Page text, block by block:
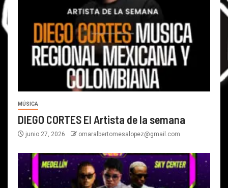
MÚSICA
DIEGO CORTES El Artista de la semana
junio 27, 2026 omaralbertomesalopez@gmail.com